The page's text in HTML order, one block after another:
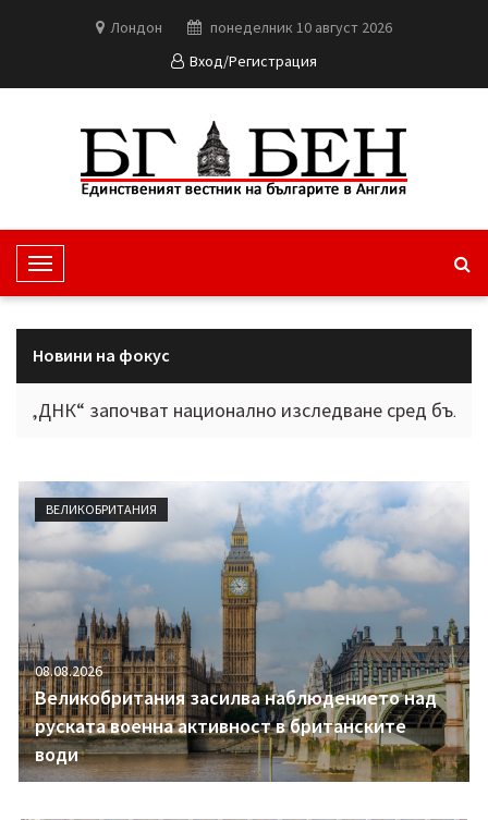
Лондон
понеделник 10 август 2026
Вход/Регистрация
T
o
g
N
v
i
a
t
o
n
Новини на фокус
национално изследване сред българите в
ВЕЛИКОБРИТАНИЯ
08.08.2026
Великобритания засилва наблюдението над
руската военна активност в британските
води